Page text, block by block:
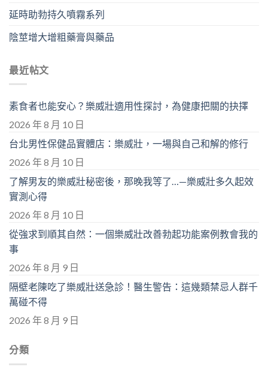
延時助勃持久噴霧系列
陰莖增大增粗藥膏與藥品
最近帖文
素食者也能安心？樂威壯適用性探討，為健康把關的抉擇
2026 年 8 月 10 日
台北男性保健品實體店：樂威壯，一場與自己和解的修行
2026 年 8 月 10 日
了解男友的樂威壯秘密後，那晚我等了…—樂威壯多久起效
實測心得
2026 年 8 月 10 日
從強求到順其自然：一個樂威壯改善勃起功能案例教會我的
事
2026 年 8 月 9 日
隔壁老陳吃了樂威壯送急診！醫生警告：這幾類禁忌人群千
萬碰不得
2026 年 8 月 9 日
分類